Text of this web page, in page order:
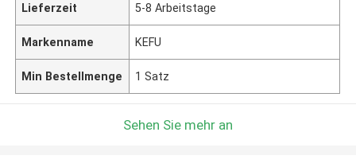
Lieferzeit 5-8 Arbeitstage
Markenname KEFU
Min Bestellmenge 1 Satz
Sehen Sie mehr an